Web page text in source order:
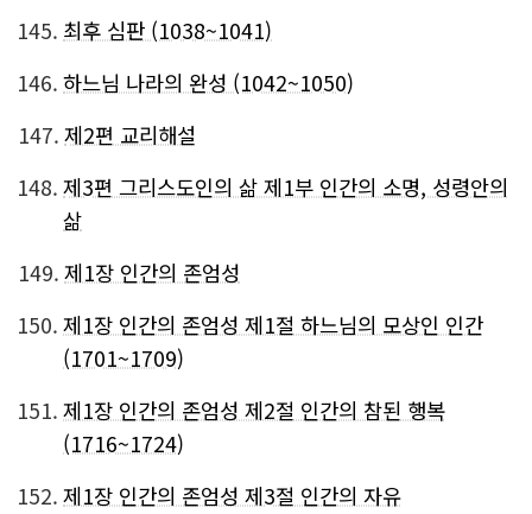
145. 최후 심판 (1038~1041)
146. 하느님 나라의 완성 (1042~1050)
147. 제2편 교리해설
148. 제3편 그리스도인의 삶 제1부 인간의 소명, 성령안의
삶
149. 제1장 인간의 존엄성
150. 제1장 인간의 존엄성 제1절 하느님의 모상인 인간
(1701~1709)
151. 제1장 인간의 존엄성 제2절 인간의 참된 행복
(1716~1724)
152. 제1장 인간의 존엄성 제3절 인간의 자유